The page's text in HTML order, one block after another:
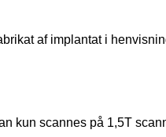
af implantat i
kun scannes på 1,5T